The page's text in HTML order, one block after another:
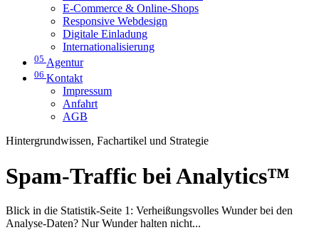
E-Commerce & Online-Shops
Responsive Webdesign
Digitale Einladung
Internationalisierung
05 Agentur
06 Kontakt
Impressum
Anfahrt
AGB
Hintergrundwissen, Fachartikel und Strategie
Spam-Traffic bei Analytics™
Blick in die Statistik-Seite 1: Verheißungsvolles Wunder bei den
Analyse-Daten? Nur Wunder halten nicht...